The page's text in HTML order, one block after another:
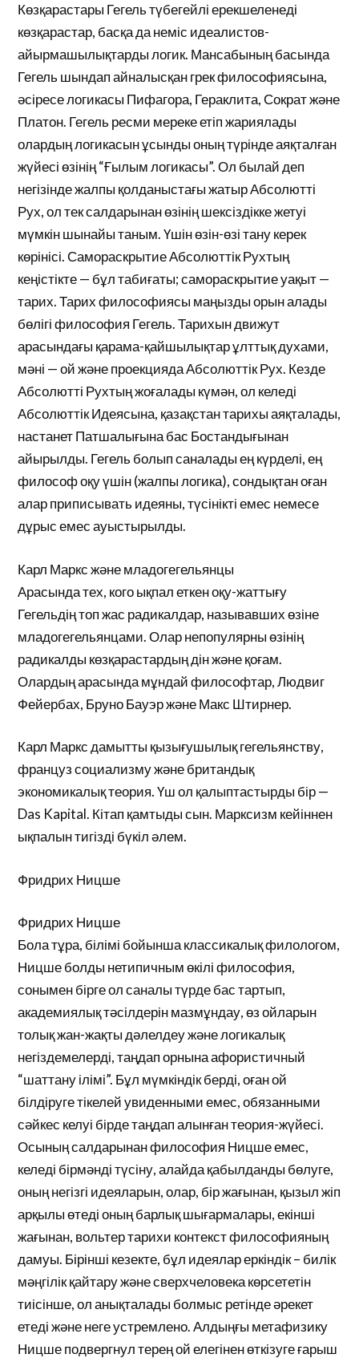
Көзқарастары Гегель түбегейлі ерекшеленеді
көзқарастар, басқа да неміс идеалистов-
айырмашылықтарды логик. Мансабының басында
Гегель шындап айналысқан грек философиясына,
әсіресе логикасы Пифагора, Гераклита, Сократ және
Платон. Гегель ресми мереке етіп жариялады
олардың логикасын ұсынды оның түрінде аяқталған
жүйесі өзінің “Ғылым логикасы”. Ол былай деп
негізінде жалпы қолданыстағы жатыр Абсолютті
Рух, ол тек салдарынан өзінің шексіздікке жетуі
мүмкін шынайы таным. Үшін өзін-өзі тану керек
көрінісі. Самораскрытие Абсолюттік Рухтың
кеңістікте — бұл табиғаты; самораскрытие уақыт —
тарих. Тарих философиясы маңызды орын алады
бөлігі философия Гегель. Тарихын движут
арасындағы қарама-қайшылықтар ұлттық духами,
мәні — ой және проекцияда Абсолюттік Рух. Кезде
Абсолютті Рухтың жоғалады күмән, ол келеді
Абсолюттік Идеясына, қазақстан тарихы аяқталады,
настанет Патшалығына бас Бостандығынан
айырылды. Гегель болып саналады ең күрделі, ең
философ оқу үшін (жалпы логика), сондықтан оған
алар приписывать идеяны, түсінікті емес немесе
дұрыс емес ауыстырылды.
Карл Маркс және младогегельянцы
Арасында тех, кого ықпал еткен оқу-жаттығу
Гегельдің топ жас радикалдар, называвших өзіне
младогегельянцами. Олар непопулярны өзінің
радикалды көзқарастардың дін және қоғам.
Олардың арасында мұндай философтар, Людвиг
Фейербах, Бруно Бауэр және Макс Штирнер.
Карл Маркс дамытты қызығушылық гегельянству,
француз социализму және британдық
экономикалық теория. Үш ол қалыптастырды бір —
Das Kapital. Кітап қамтыды сын. Марксизм кейіннен
ықпалын тигізді бүкіл әлем.
Фридрих Ницше
Фридрих Ницше
Бола тұра, білімі бойынша классикалық филологом,
Ницше болды нетипичным өкілі философия,
сонымен бірге ол саналы түрде бас тартып,
академиялық тәсілдерін мазмұндау, өз ойларын
толық жан-жақты дәлелдеу және логикалық
негіздемелерді, таңдап орнына афористичный
“шаттану ілімі”. Бұл мүмкіндік берді, оған ой
білдіруге тікелей увиденными емес, обязанными
сәйкес келуі бірде таңдап алынған теория-жүйесі.
Осының салдарынан философия Ницше емес,
келеді бірмәнді түсіну, алайда қабылданды бөлуге,
оның негізгі идеяларын, олар, бір жағынан, қызыл жіп
арқылы өтеді оның барлық шығармалары, екінші
жағынан, вольтер тарихи контекст философияның
дамуы. Бірінші кезекте, бұл идеялар еркіндік – билік
мәңгілік қайтару және сверхчеловека көрсететін
тиісінше, ол анықталады болмыс ретінде әрекет
етеді және неге устремлено. Алдыңғы метафизику
Ницше подвергнул терең ой елегінен өткізуге ғарыш